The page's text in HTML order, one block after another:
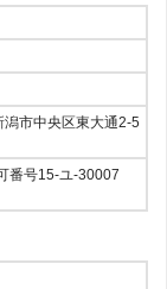
潟市中央区東大通2-5
番号15-ユ-30007